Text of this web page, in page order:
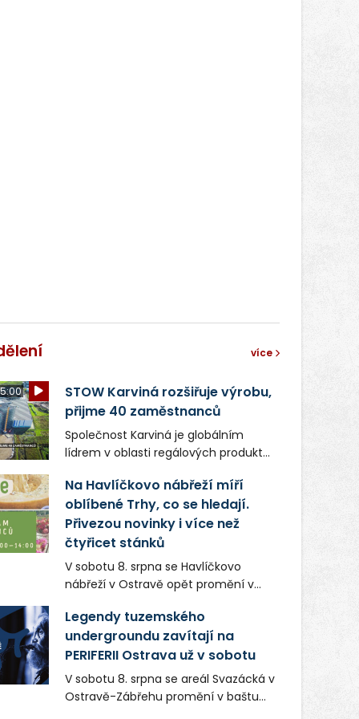
více
STOW Karviná rozšiřuje výrobu,
přijme 40 zaměstnanců
Společnost Karviná je globálním
lídrem v oblasti regálových produktů
zaměstnavatelem na Karvinsku a
firmou s obrovským potenciálem.
Na Havlíčkovo nábřeží míří
oblíbené Trhy, co se hledají.
Přivezou novinky i více než
čtyřicet stánků
V sobotu 8. srpna se Havlíčkovo
nábřeží v Ostravě opět promění v
lokálních výrobků. Trhy, co se hledají
tentokrát nabídnou více než čtyřicet
pečlivě vybraných stánků s kvalitní
gastronomií, farmářskými produkty,
designem i řemeslnou tvorbou.
Návštěvníci se mohou těšit nejen na
Legendy tuzemského
undergroundu zavítají na
PERIFERII Ostrava už v sobotu
V sobotu 8. srpna se areál Svazácká v
Ostravě-Zábřehu promění v baštu